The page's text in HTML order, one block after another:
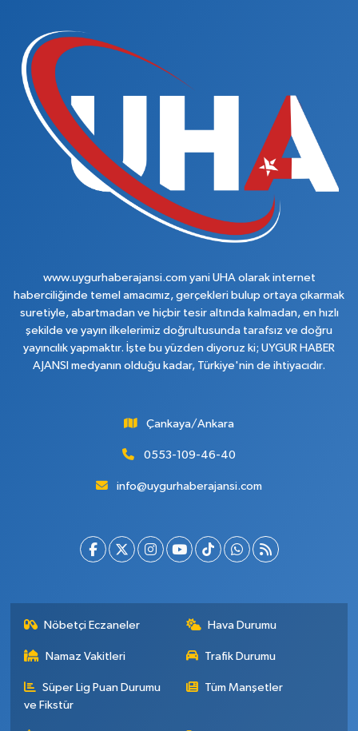
www.uygurhaberajansi.com yani UHA olarak internet
haberciliğinde temel amacımız, gerçekleri bulup ortaya çıkarmak
suretiyle, abartmadan ve hiçbir tesir altında kalmadan, en hızlı
şekilde ve yayın ilkelerimiz doğrultusunda tarafsız ve doğru
yayıncılık yapmaktır. İşte bu yüzden diyoruz ki; UYGUR HABER
AJANSI medyanın olduğu kadar, Türkiye'nin de ihtiyacıdır.
Çankaya/Ankara
0553-109-46-40
info@uygurhaberajansi.com
Nöbetçi Eczaneler Hava Durumu
Namaz Vakitleri Trafik Durumu
Süper Lig Puan Durumu
ve Fikstür
Tüm Manşetler